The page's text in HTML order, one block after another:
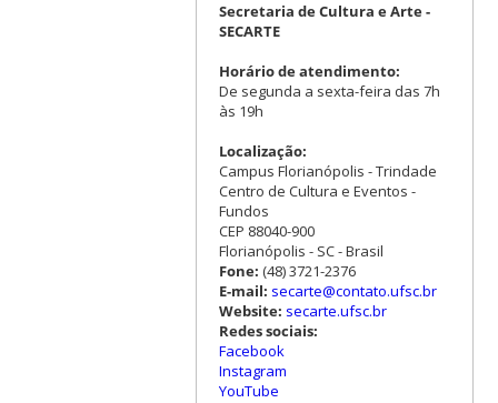
Secretaria de Cultura e Arte -
SECARTE
Horário de atendimento:
De segunda a sexta-feira das 7h
às 19h
Localização:
Campus Florianópolis - Trindade
Centro de Cultura e Eventos -
Fundos
CEP 88040-900
Florianópolis - SC - Brasil
Fone: (48) 3721-2376
E-mail: secarte@contato.ufsc.br
Website: secarte.ufsc.br
Redes sociais:
Facebook
Instagram
YouTube